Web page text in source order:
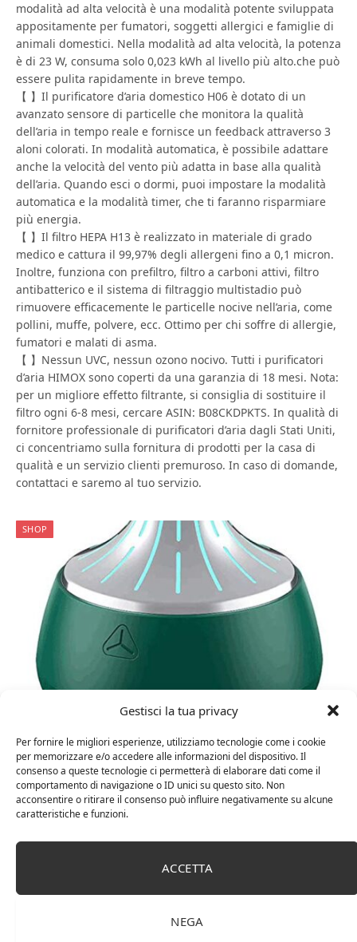
Gestisci la tua privacy
Per fornire le migliori esperienze, utilizziamo tecnologie come i cookie
per memorizzare e/o accedere alle informazioni del dispositivo. Il
consenso a queste tecnologie ci permetterà di elaborare dati come il
comportamento di navigazione o ID unici su questo sito. Non
acconsentire o ritirare il consenso può influire negativamente su alcune
caratteristiche e funzioni.
ACCETTA
NEGA
modalità ad alta velocità è una modalità potente sviluppata
appositamente per fumatori, soggetti allergici e famiglie di
animali domestici. Nella modalità ad alta velocità, la potenza
è di 23 W, consuma solo 0,023 kWh al livello più alto.che può
essere pulita rapidamente in breve tempo.
【 】Il purificatore d’aria domestico H06 è dotato di un
avanzato sensore di particelle che monitora la qualità
dell’aria in tempo reale e fornisce un feedback attraverso 3
aloni colorati. In modalità automatica, è possibile adattare
anche la velocità del vento più adatta in base alla qualità
dell’aria. Quando esci o dormi, puoi impostare la modalità
automatica e la modalità timer, che ti faranno risparmiare
più energia.
【 】Il filtro HEPA H13 è realizzato in materiale di grado
medico e cattura il 99,97% degli allergeni fino a 0,1 micron.
Inoltre, funziona con prefiltro, filtro a carboni attivi, filtro
antibatterico e il sistema di filtraggio multistadio può
rimuovere efficacemente le particelle nocive nell’aria, come
pollini, muffe, polvere, ecc. Ottimo per chi soffre di allergie,
fumatori e malati di asma.
【 】Nessun UVC, nessun ozono nocivo. Tutti i purificatori
d’aria HIMOX sono coperti da una garanzia di 18 mesi. Nota:
per un migliore effetto filtrante, si consiglia di sostituire il
filtro ogni 6-8 mesi, cercare ASIN: B08CKDPKTS. In qualità di
fornitore professionale di purificatori d’aria dagli Stati Uniti,
ci concentriamo sulla fornitura di prodotti per la casa di
qualità e un servizio clienti premuroso. In caso di domande,
contattaci e saremo al tuo servizio.
SHOP
0
MHBY Diffusore di aromi, umidificatore
Purificatore d’Aria Atomizzatore ad
ultrasuoni Diffusore di aromi LED Luce
Ambientale 200 ML Purificatore d’Aria
moderna, ufficio, palestra, spa o studio. Il tappo del
diffusore di oli essenziali è piccolo e portatile e può essere